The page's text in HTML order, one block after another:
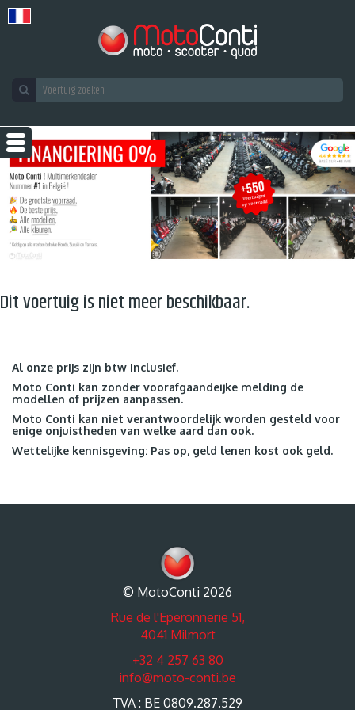
Dit voertuig is niet meer beschikbaar.
Al onze prijs zijn btw inclusief.
Moto Conti kan zonder voorafgaandeijke melding de
modellen of prijzen aanpassen.
Moto Conti kan niet verantwoordelijk worden gesteld voor
enige onjuistheden van welke aard dan ook.
Wettelijke kennisgeving: Pas op, geld lenen kost ook geld.
© MotoConti 2026
Rue de l'Eperonnerie 51,
4041 Milmort
+32 4 257 63 80
info@moto-conti.be
TVA : BE 0809.287.529